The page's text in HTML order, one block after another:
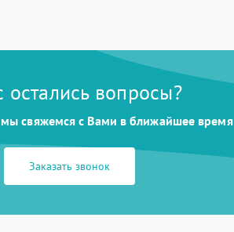
остались вопросы?
мы свяжемся с Вами в ближайшее время
Заказать звонок